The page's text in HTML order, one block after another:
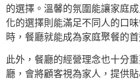
的選擇。溫馨的氛圍能讓家庭
化的選擇則能滿足不同人的口
時，餐廳就能成為家庭聚餐的首
此外，餐廳的經營理念也十分
廳，會將顧客視為家人，提供